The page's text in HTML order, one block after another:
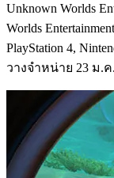
Unknown Worlds
Worlds
PlayStation 4,
วางจำหน่าย 23 ม.ค